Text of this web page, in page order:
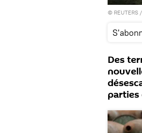
© REUTERS
Des
parties